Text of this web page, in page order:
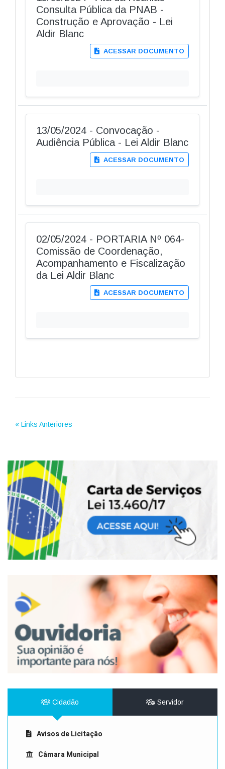
Consulta Pública da PNAB -
Construção e Aprovação - Lei
Aldir Blanc
ACESSAR DOCUMENTO
13/05/2024 - Convocação -
Audiência Pública - Lei Aldir Blanc
ACESSAR DOCUMENTO
02/05/2024 - PORTARIA Nº 064-
Comissão de Coordenação,
Acompanhamento e Fiscalização
da Lei Aldir Blanc
ACESSAR DOCUMENTO
« Links Anteriores
Cidadão Servidor
Avisos de Licitação
Câmara Municipal